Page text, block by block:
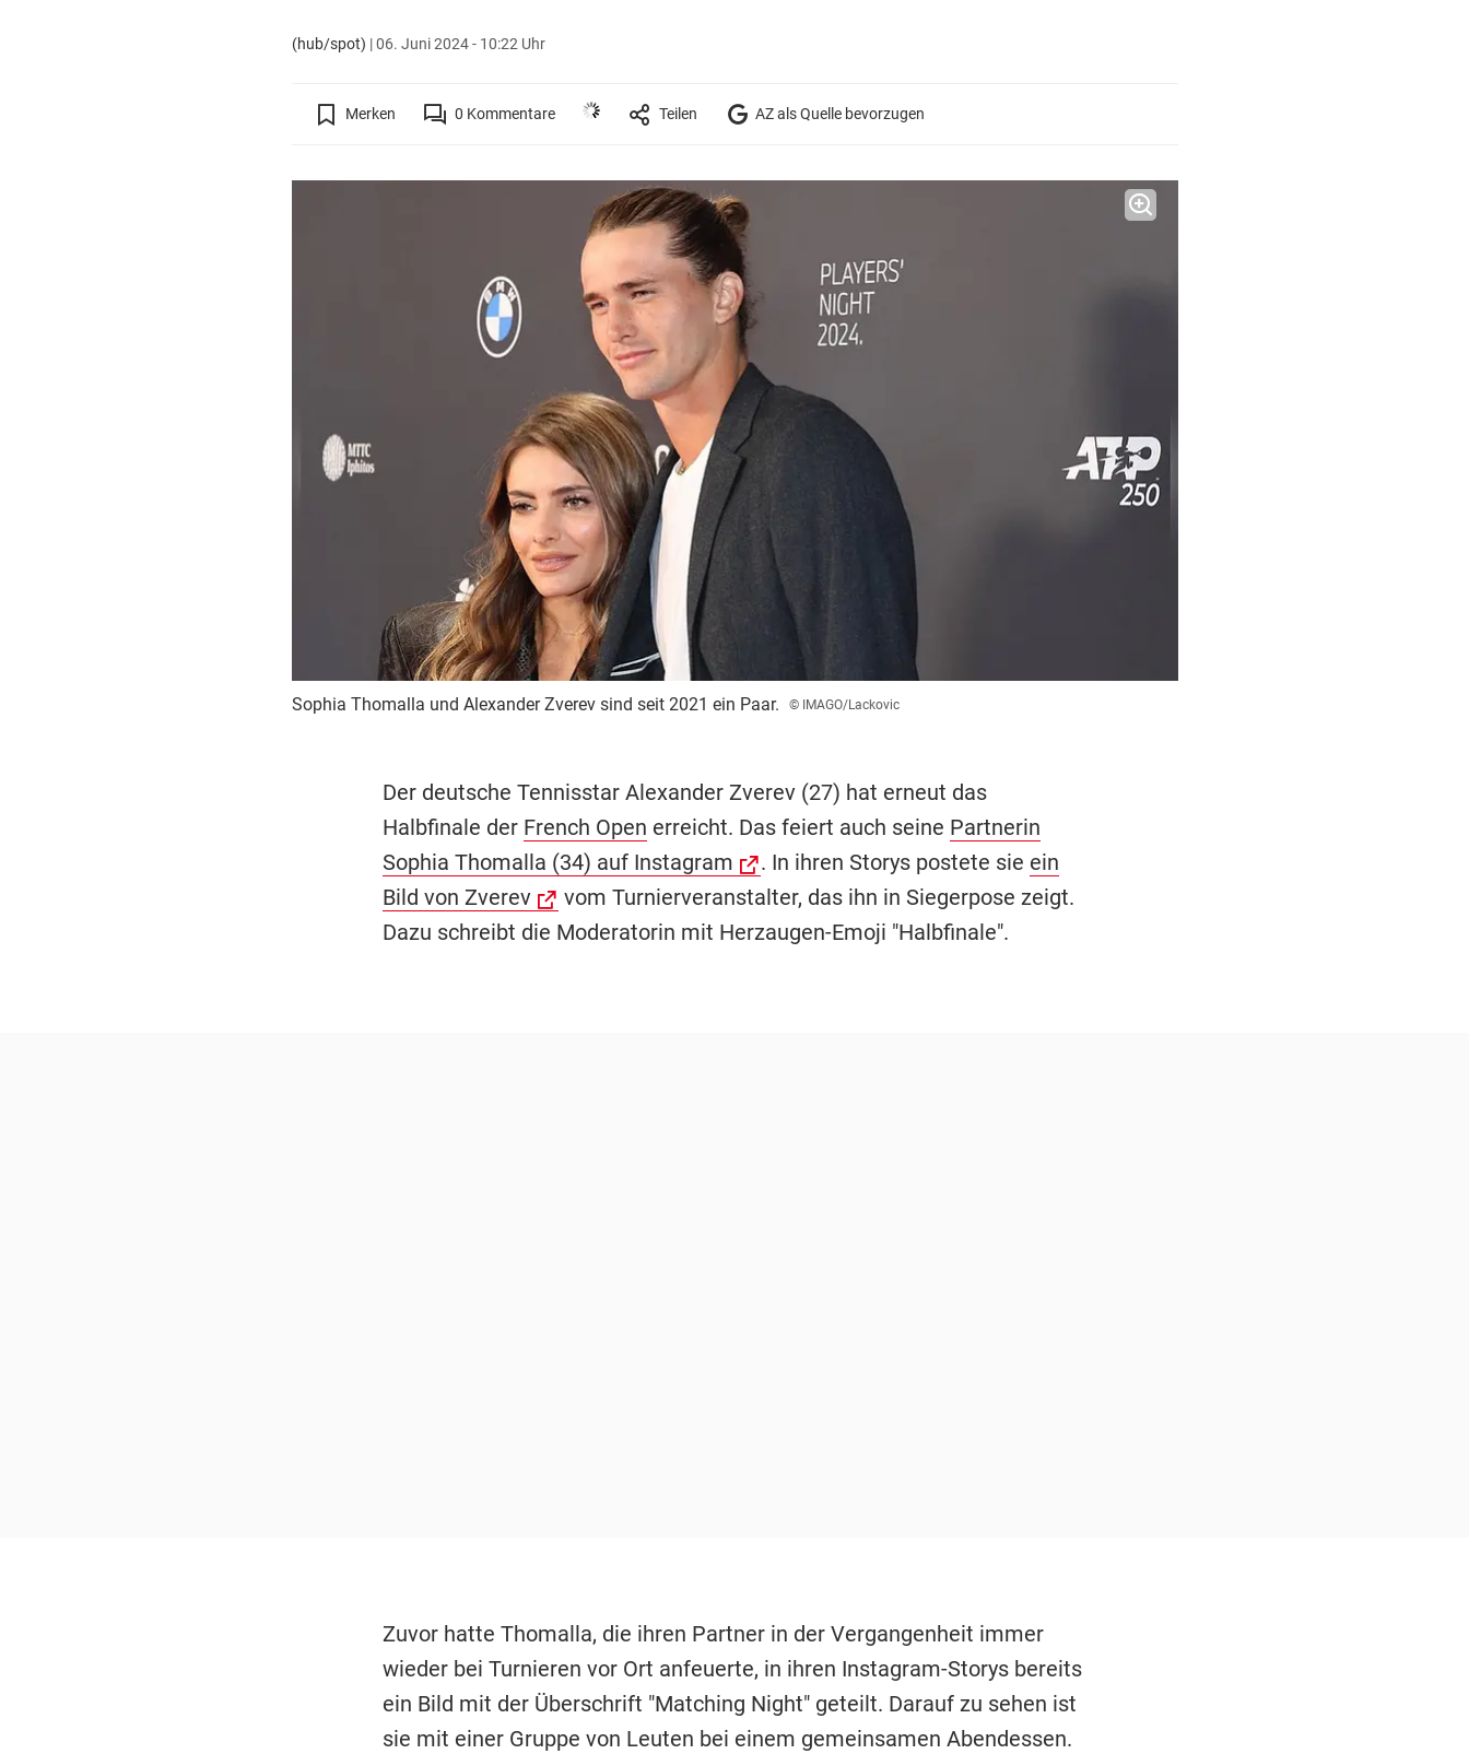
(hub/spot) |06. Juni 2024 - 10:22 Uhr
Merken 0 Kommentare Teilen AZ als Quelle bevorzugen
Sophia Thomalla und Alexander Zverev sind seit 2021 ein Paar. © IMAGO/Lackovic
Der deutsche Tennisstar Alexander Zverev (27) hat erneut das
Halbfinale der French Open erreicht. Das feiert auch seine Partnerin
Sophia Thomalla (34) auf Instagram
. In ihren Storys postete sie ein
Bild von Zverev
vom Turnierveranstalter, das ihn in Siegerpose zeigt.
Dazu schreibt die Moderatorin mit Herzaugen-Emoji "Halbfinale".
Zuvor hatte Thomalla, die ihren Partner in der Vergangenheit immer
wieder bei Turnieren vor Ort anfeuerte, in ihren Instagram-Storys bereits
ein Bild mit der Überschrift "Matching Night" geteilt. Darauf zu sehen ist
sie mit einer Gruppe von Leuten bei einem gemeinsamen Abendessen.